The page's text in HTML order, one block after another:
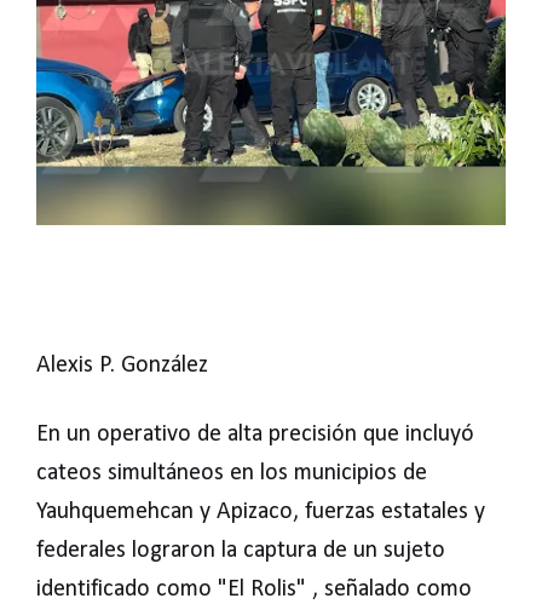
Alexis P. González
En un operativo de alta precisión que incluyó
cateos simultáneos en los municipios de
Yauhquemehcan y Apizaco, fuerzas estatales y
federales lograron la captura de un sujeto
identificado como "El Rolis" , señalado como